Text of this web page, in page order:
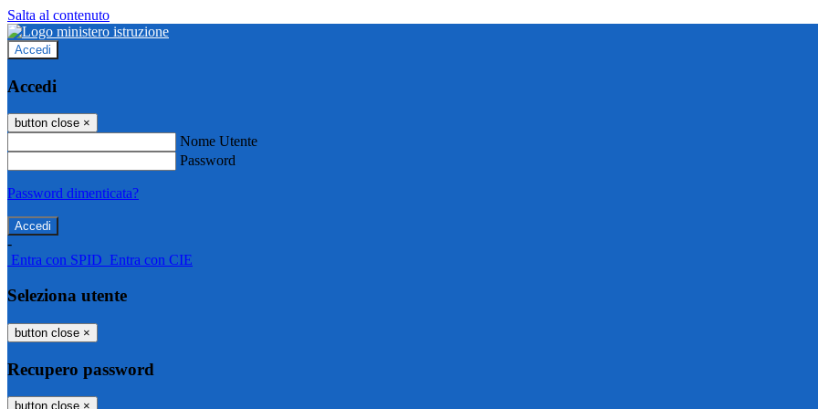
Salta al contenuto
Accedi
Accedi
button close ×
Nome Utente
Password
Password dimenticata?
-
Entra con SPID Entra con CIE
Seleziona utente
button close ×
Recupero password
button close ×